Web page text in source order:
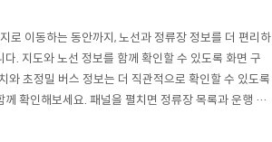
로 이동하는 동안까지, 노선과 정류장 정보를 더 편리하
. 지도와 노선 정보를 함께 확인할 수 있도록 화면 구
와 초정밀 버스 정보는 더 직관적으로 확인할 수 있도록
확인해보세요. 패널을 펼치면 정류장 목록과 운행 정
유지되어 내가 확인 중인 노선이 어떤 경로로 운행 하